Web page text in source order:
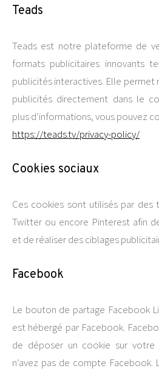
Teads
Teads est notre plateforme de
formats publicitaires innovants
publicités interactives. Elle permet
publicités directement dans le
plus d’informations, vous pouvez
https://teads.tv/privacy-policy/
Cookies sociaux
Ces cookies sont utilisés par des
Twitter ou encore Pinterest afin
et de réaliser des ciblages
Facebook
Le bouton de partage Facebook
est hébergé par Facebook.
de déposer un cookie sur votre
n’avez pas de compte